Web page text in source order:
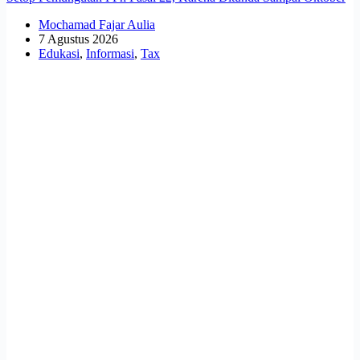
Mochamad Fajar Aulia
7 Agustus 2026
Edukasi, Informasi, Tax